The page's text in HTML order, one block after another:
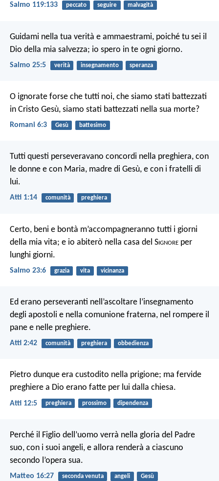
Salmo 119:133 peccato seguire malvagità
Guidami nella tua verità e ammaestrami, poiché tu sei il
Dio della mia salvezza; io spero in te ogni giorno.
Salmo 25:5 verità insegnamento speranza
O ignorate forse che tutti noi, che siamo stati battezzati
in Cristo Gesù, siamo stati battezzati nella sua morte?
Romani 6:3 Gesù battesimo
Tutti questi perseveravano concordi nella preghiera, con
le donne e con Maria, madre di Gesù, e con i fratelli di
lui.
Atti 1:14 comunità preghiera
Certo, beni e bontà m’accompagneranno tutti i giorni
della mia vita; e io abiterò nella casa del Signore per
lunghi giorni.
Salmo 23:6 grazia vita vicinanza
Ed erano perseveranti nell’ascoltare l’insegnamento
degli apostoli e nella comunione fraterna, nel rompere il
pane e nelle preghiere.
Atti 2:42 comunità preghiera obbedienza
Pietro dunque era custodito nella prigione; ma fervide
preghiere a Dio erano fatte per lui dalla chiesa.
Atti 12:5 preghiera prossimo dipendenza
Perché il Figlio dell’uomo verrà nella gloria del Padre
suo, con i suoi angeli, e allora renderà a ciascuno
secondo l’opera sua.
Matteo 16:27 seconda venuta angeli Gesù